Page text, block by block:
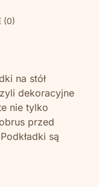
(0)
na stół
dekoracyjne
nie tylko
przed
są